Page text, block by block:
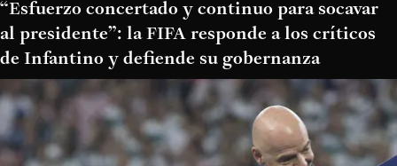
“Esfuerzo concertado y continuo para socavar
al presidente”: la FIFA responde a los críticos
de Infantino y defiende su gobernanza